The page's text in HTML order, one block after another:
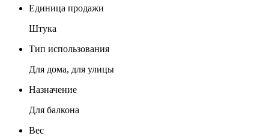
Единица продажи
Штука
Тип использования
Для дома, для улицы
Назначение
Для балкона
Вес